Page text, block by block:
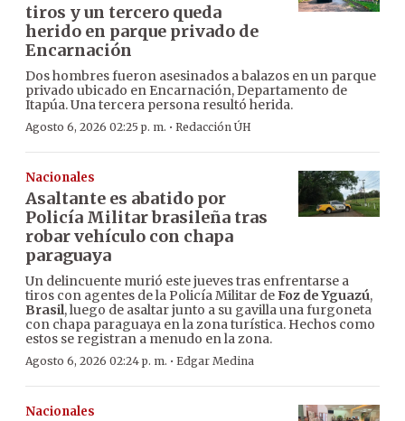
tiros y un tercero queda
herido en parque privado de
Encarnación
Dos hombres fueron asesinados a balazos en un parque
privado ubicado en Encarnación, Departamento de
Itapúa. Una tercera persona resultó herida.
Agosto 6, 2026 02:25 p. m. · Redacción ÚH
Nacionales
Asaltante es abatido por
Policía Militar brasileña tras
robar vehículo con chapa
paraguaya
Un delincuente murió este jueves tras enfrentarse a
tiros con agentes de la Policía Militar deFoz de Yguazú,
Brasil, luego de asaltar junto a su gavilla una furgoneta
con chapa paraguaya en la zona turística. Hechos como
estos se registran a menudo en la zona.
Agosto 6, 2026 02:24 p. m. · Edgar Medina
Nacionales